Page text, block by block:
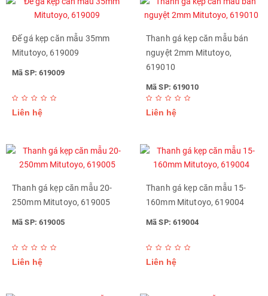
Đế gá kẹp căn mẫu 35mm
Mitutoyo, 619009
Mã SP: 619009
Liên hệ
Thanh gá kẹp căn mẫu bán
nguyệt 2mm Mitutoyo,
619010
Mã SP: 619010
Liên hệ
Thanh gá kẹp căn mẫu 20-
250mm Mitutoyo, 619005
Mã SP: 619005
Liên hệ
Thanh gá kẹp căn mẫu 15-
160mm Mitutoyo, 619004
Mã SP: 619004
Liên hệ